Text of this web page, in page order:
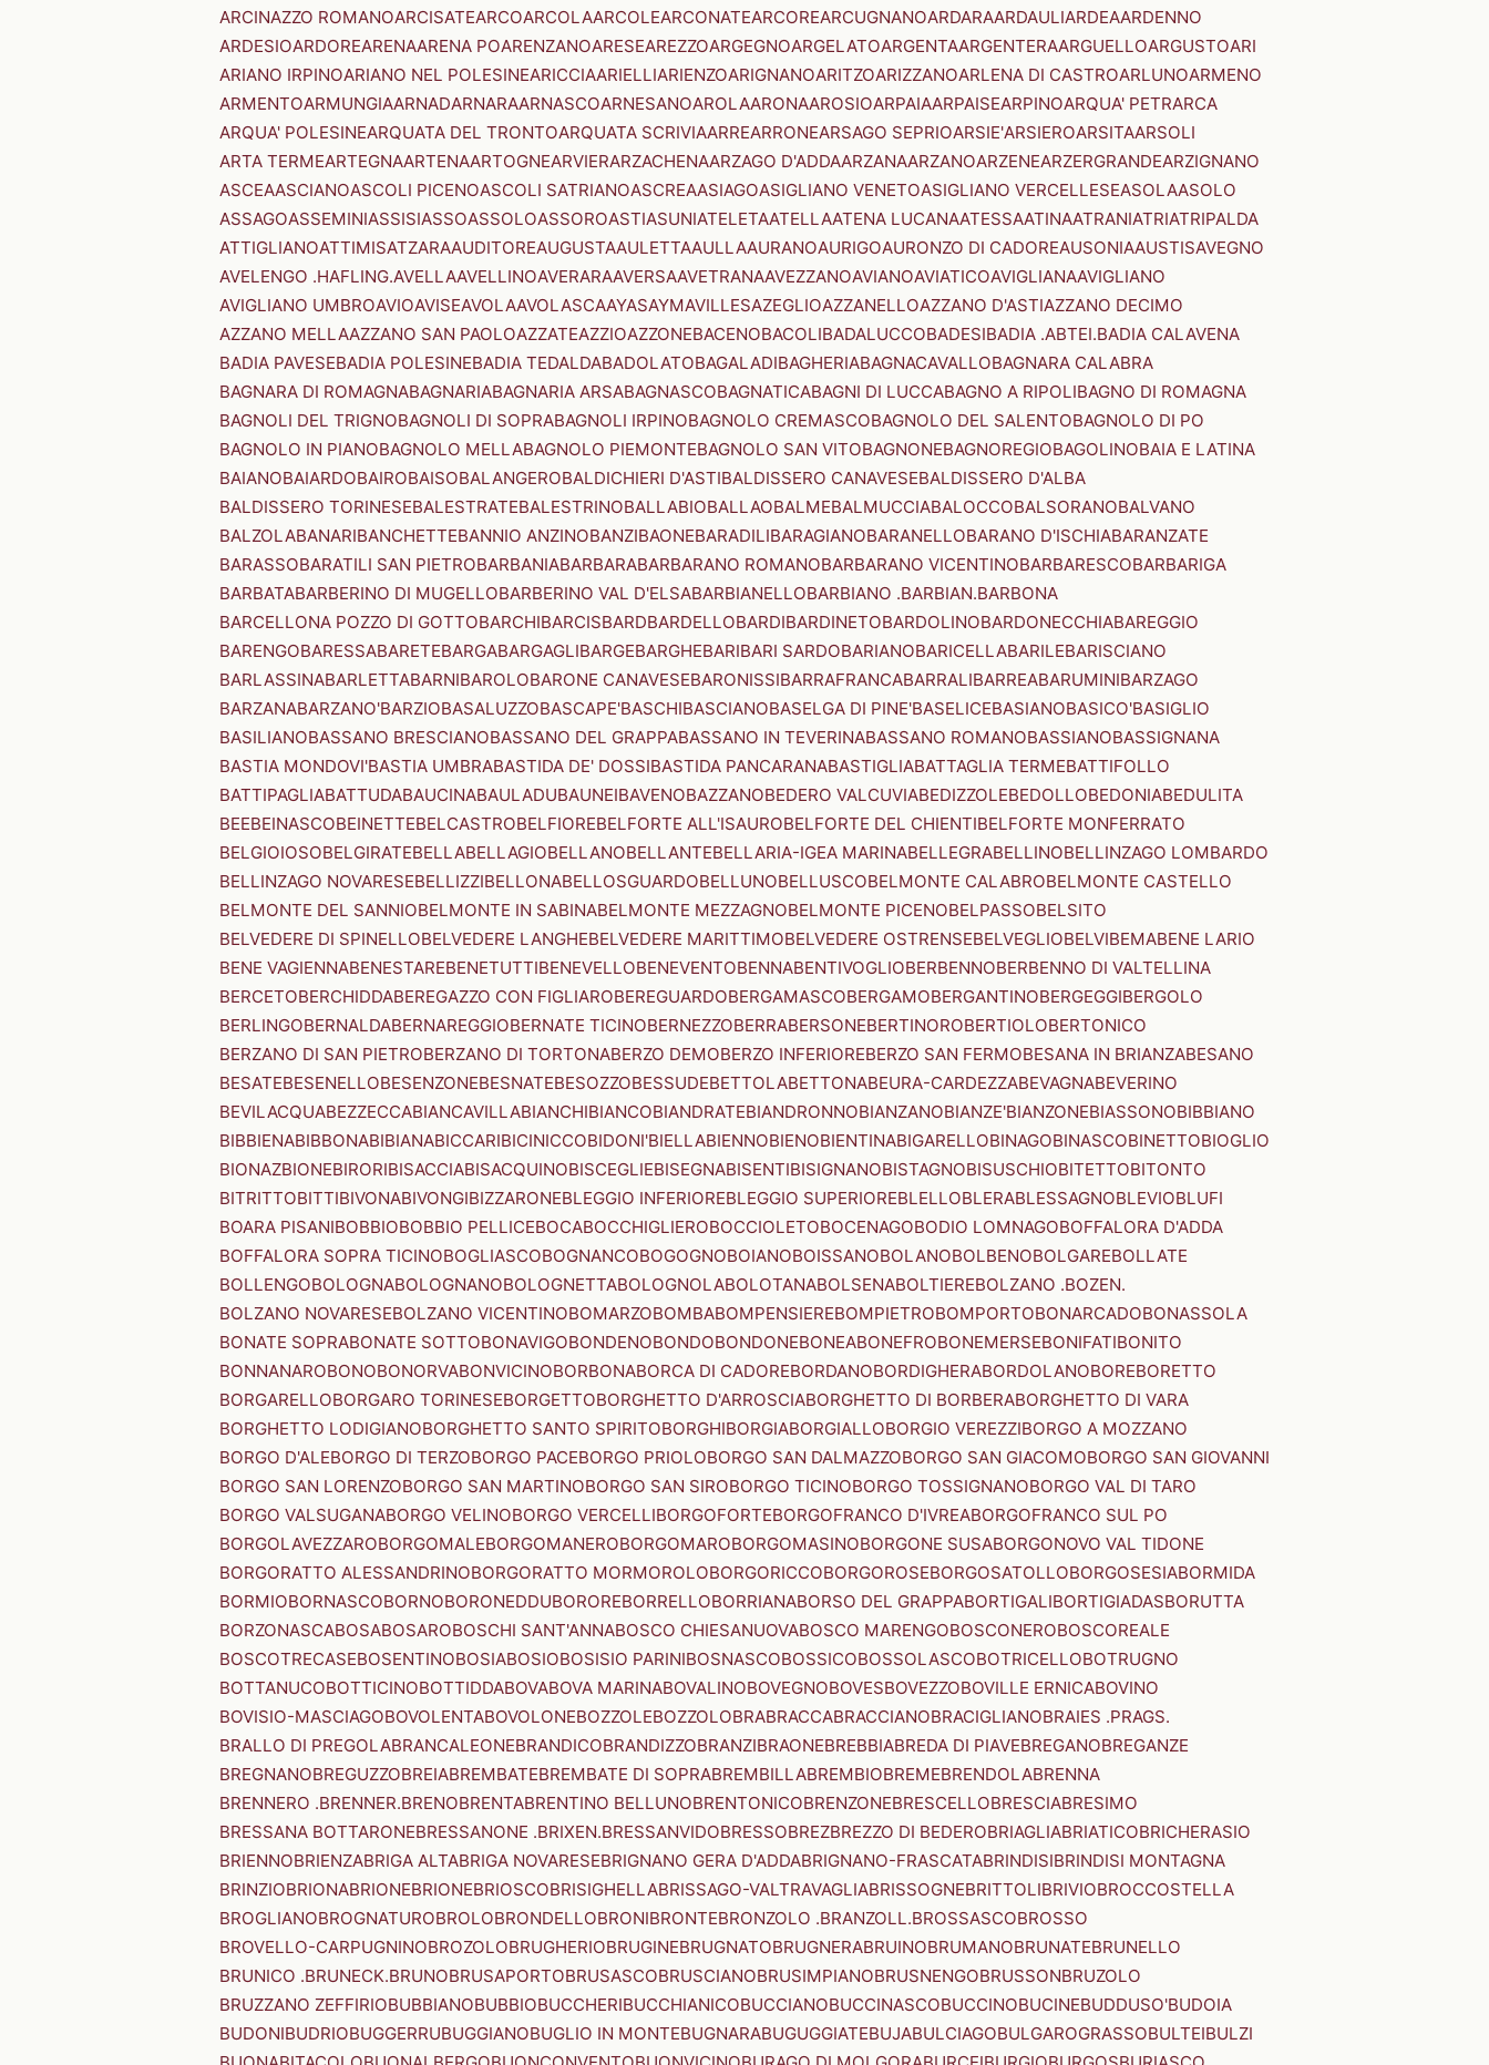
ARCINAZZO ROMANOARCISATEARCOARCOLAARCOLEARCONATEARCOREARCUGNANOARDARAARDAULIARDEAARDENNO
ARDESIOARDOREARENAARENA POARENZANOARESEAREZZOARGEGNOARGELATOARGENTAARGENTERAARGUELLOARGUSTOARI
ARIANO IRPINOARIANO NEL POLESINEARICCIAARIELLIARIENZOARIGNANOARITZOARIZZANOARLENA DI CASTROARLUNOARMENO
ARMENTOARMUNGIAARNADARNARAARNASCOARNESANOAROLAARONAAROSIOARPAIAARPAISEARPINOARQUA' PETRARCA
ARQUA' POLESINEARQUATA DEL TRONTOARQUATA SCRIVIAARREARRONEARSAGO SEPRIOARSIE'ARSIEROARSITAARSOLI
ARTA TERMEARTEGNAARTENAARTOGNEARVIERARZACHENAARZAGO D'ADDAARZANAARZANOARZENEARZERGRANDEARZIGNANO
ASCEAASCIANOASCOLI PICENOASCOLI SATRIANOASCREAASIAGOASIGLIANO VENETOASIGLIANO VERCELLESEASOLAASOLO
ASSAGOASSEMINIASSISIASSOASSOLOASSOROASTIASUNIATELETAATELLAATENA LUCANAATESSAATINAATRANIATRIATRIPALDA
ATTIGLIANOATTIMISATZARAAUDITOREAUGUSTAAULETTAAULLAAURANOAURIGOAURONZO DI CADOREAUSONIAAUSTISAVEGNO
AVELENGO .HAFLING.AVELLAAVELLINOAVERARAAVERSAAVETRANAAVEZZANOAVIANOAVIATICOAVIGLIANAAVIGLIANO
AVIGLIANO UMBROAVIOAVISEAVOLAAVOLASCAAYASAYMAVILLESAZEGLIOAZZANELLOAZZANO D'ASTIAZZANO DECIMO
AZZANO MELLAAZZANO SAN PAOLOAZZATEAZZIOAZZONEBACENOBACOLIBADALUCCOBADESIBADIA .ABTEI.BADIA CALAVENA
BADIA PAVESEBADIA POLESINEBADIA TEDALDABADOLATOBAGALADIBAGHERIABAGNACAVALLOBAGNARA CALABRA
BAGNARA DI ROMAGNABAGNARIABAGNARIA ARSABAGNASCOBAGNATICABAGNI DI LUCCABAGNO A RIPOLIBAGNO DI ROMAGNA
BAGNOLI DEL TRIGNOBAGNOLI DI SOPRABAGNOLI IRPINOBAGNOLO CREMASCOBAGNOLO DEL SALENTOBAGNOLO DI PO
BAGNOLO IN PIANOBAGNOLO MELLABAGNOLO PIEMONTEBAGNOLO SAN VITOBAGNONEBAGNOREGIOBAGOLINOBAIA E LATINA
BAIANOBAIARDOBAIROBAISOBALANGEROBALDICHIERI D'ASTIBALDISSERO CANAVESEBALDISSERO D'ALBA
BALDISSERO TORINESEBALESTRATEBALESTRINOBALLABIOBALLAOBALMEBALMUCCIABALOCCOBALSORANOBALVANO
BALZOLABANARIBANCHETTEBANNIO ANZINOBANZIBAONEBARADILIBARAGIANOBARANELLOBARANO D'ISCHIABARANZATE
BARASSOBARATILI SAN PIETROBARBANIABARBARABARBARANO ROMANOBARBARANO VICENTINOBARBARESCOBARBARIGA
BARBATABARBERINO DI MUGELLOBARBERINO VAL D'ELSABARBIANELLOBARBIANO .BARBIAN.BARBONA
BARCELLONA POZZO DI GOTTOBARCHIBARCISBARDBARDELLOBARDIBARDINETOBARDOLINOBARDONECCHIABAREGGIO
BARENGOBARESSABARETEBARGABARGAGLIBARGEBARGHEBARIBARI SARDOBARIANOBARICELLABARILEBARISCIANO
BARLASSINABARLETTABARNIBAROLOBARONE CANAVESEBARONISSIBARRAFRANCABARRALIBARREABARUMINIBARZAGO
BARZANABARZANO'BARZIOBASALUZZOBASCAPE'BASCHIBASCIANOBASELGA DI PINE'BASELICEBASIANOBASICO'BASIGLIO
BASILIANOBASSANO BRESCIANOBASSANO DEL GRAPPABASSANO IN TEVERINABASSANO ROMANOBASSIANOBASSIGNANA
BASTIA MONDOVI'BASTIA UMBRABASTIDA DE' DOSSIBASTIDA PANCARANABASTIGLIABATTAGLIA TERMEBATTIFOLLO
BATTIPAGLIABATTUDABAUCINABAULADUBAUNEIBAVENOBAZZANOBEDERO VALCUVIABEDIZZOLEBEDOLLOBEDONIABEDULITA
BEEBEINASCOBEINETTEBELCASTROBELFIOREBELFORTE ALL'ISAUROBELFORTE DEL CHIENTIBELFORTE MONFERRATO
BELGIOIOSOBELGIRATEBELLABELLAGIOBELLANOBELLANTEBELLARIA-IGEA MARINABELLEGRABELLINOBELLINZAGO LOMBARDO
BELLINZAGO NOVARESEBELLIZZIBELLONABELLOSGUARDOBELLUNOBELLUSCOBELMONTE CALABROBELMONTE CASTELLO
BELMONTE DEL SANNIOBELMONTE IN SABINABELMONTE MEZZAGNOBELMONTE PICENOBELPASSOBELSITO
BELVEDERE DI SPINELLOBELVEDERE LANGHEBELVEDERE MARITTIMOBELVEDERE OSTRENSEBELVEGLIOBELVIBEMABENE LARIO
BENE VAGIENNABENESTAREBENETUTTIBENEVELLOBENEVENTOBENNABENTIVOGLIOBERBENNOBERBENNO DI VALTELLINA
BERCETOBERCHIDDABEREGAZZO CON FIGLIAROBEREGUARDOBERGAMASCOBERGAMOBERGANTINOBERGEGGIBERGOLO
BERLINGOBERNALDABERNAREGGIOBERNATE TICINOBERNEZZOBERRABERSONEBERTINOROBERTIOLOBERTONICO
BERZANO DI SAN PIETROBERZANO DI TORTONABERZO DEMOBERZO INFERIOREBERZO SAN FERMOBESANA IN BRIANZABESANO
BESATEBESENELLOBESENZONEBESNATEBESOZZOBESSUDEBETTOLABETTONABEURA-CARDEZZABEVAGNABEVERINO
BEVILACQUABEZZECCABIANCAVILLABIANCHIBIANCOBIANDRATEBIANDRONNOBIANZANOBIANZE'BIANZONEBIASSONOBIBBIANO
BIBBIENABIBBONABIBIANABICCARIBICINICCOBIDONI'BIELLABIENNOBIENOBIENTINABIGARELLOBINAGOBINASCOBINETTOBIOGLIO
BIONAZBIONEBIRORIBISACCIABISACQUINOBISCEGLIEBISEGNABISENTIBISIGNANOBISTAGNOBISUSCHIOBITETTOBITONTO
BITRITTOBITTIBIVONABIVONGIBIZZARONEBLEGGIO INFERIOREBLEGGIO SUPERIOREBLELLOBLERABLESSAGNOBLEVIOBLUFI
BOARA PISANIBOBBIOBOBBIO PELLICEBOCABOCCHIGLIEROBOCCIOLETOBOCENAGOBODIO LOMNAGOBOFFALORA D'ADDA
BOFFALORA SOPRA TICINOBOGLIASCOBOGNANCOBOGOGNOBOIANOBOISSANOBOLANOBOLBENOBOLGAREBOLLATE
BOLLENGOBOLOGNABOLOGNANOBOLOGNETTABOLOGNOLABOLOTANABOLSENABOLTIEREBOLZANO .BOZEN.
BOLZANO NOVARESEBOLZANO VICENTINOBOMARZOBOMBABOMPENSIEREBOMPIETROBOMPORTOBONARCADOBONASSOLA
BONATE SOPRABONATE SOTTOBONAVIGOBONDENOBONDOBONDONEBONEABONEFROBONEMERSEBONIFATIBONITO
BONNANAROBONOBONORVABONVICINOBORBONABORCA DI CADOREBORDANOBORDIGHERABORDOLANOBOREBORETTO
BORGARELLOBORGARO TORINESEBORGETTOBORGHETTO D'ARROSCIABORGHETTO DI BORBERABORGHETTO DI VARA
BORGHETTO LODIGIANOBORGHETTO SANTO SPIRITOBORGHIBORGIABORGIALLOBORGIO VEREZZIBORGO A MOZZANO
BORGO D'ALEBORGO DI TERZOBORGO PACEBORGO PRIOLOBORGO SAN DALMAZZOBORGO SAN GIACOMOBORGO SAN GIOVANNI
BORGO SAN LORENZOBORGO SAN MARTINOBORGO SAN SIROBORGO TICINOBORGO TOSSIGNANOBORGO VAL DI TARO
BORGO VALSUGANABORGO VELINOBORGO VERCELLIBORGOFORTEBORGOFRANCO D'IVREABORGOFRANCO SUL PO
BORGOLAVEZZAROBORGOMALEBORGOMANEROBORGOMAROBORGOMASINOBORGONE SUSABORGONOVO VAL TIDONE
BORGORATTO ALESSANDRINOBORGORATTO MORMOROLOBORGORICCOBORGOROSEBORGOSATOLLOBORGOSESIABORMIDA
BORMIOBORNASCOBORNOBORONEDDUBOROREBORRELLOBORRIANABORSO DEL GRAPPABORTIGALIBORTIGIADASBORUTTA
BORZONASCABOSABOSAROBOSCHI SANT'ANNABOSCO CHIESANUOVABOSCO MARENGOBOSCONEROBOSCOREALE
BOSCOTRECASEBOSENTINOBOSIABOSIOBOSISIO PARINIBOSNASCOBOSSICOBOSSOLASCOBOTRICELLOBOTRUGNO
BOTTANUCOBOTTICINOBOTTIDDABOVABOVA MARINABOVALINOBOVEGNOBOVESBOVEZZOBOVILLE ERNICABOVINO
BOVISIO-MASCIAGOBOVOLENTABOVOLONEBOZZOLEBOZZOLOBRABRACCABRACCIANOBRACIGLIANOBRAIES .PRAGS.
BRALLO DI PREGOLABRANCALEONEBRANDICOBRANDIZZOBRANZIBRAONEBREBBIABREDA DI PIAVEBREGANOBREGANZE
BREGNANOBREGUZZOBREIABREMBATEBREMBATE DI SOPRABREMBILLABREMBIOBREMEBRENDOLABRENNA
BRENNERO .BRENNER.BRENOBRENTABRENTINO BELLUNOBRENTONICOBRENZONEBRESCELLOBRESCIABRESIMO
BRESSANA BOTTARONEBRESSANONE .BRIXEN.BRESSANVIDOBRESSOBREZBREZZO DI BEDEROBRIAGLIABRIATICOBRICHERASIO
BRIENNOBRIENZABRIGA ALTABRIGA NOVARESEBRIGNANO GERA D'ADDABRIGNANO-FRASCATABRINDISIBRINDISI MONTAGNA
BRINZIOBRIONABRIONEBRIONEBRIOSCOBRISIGHELLABRISSAGO-VALTRAVAGLIABRISSOGNEBRITTOLIBRIVIOBROCCOSTELLA
BROGLIANOBROGNATUROBROLOBRONDELLOBRONIBRONTEBRONZOLO .BRANZOLL.BROSSASCOBROSSO
BROVELLO-CARPUGNINOBROZOLOBRUGHERIOBRUGINEBRUGNATOBRUGNERABRUINOBRUMANOBRUNATEBRUNELLO
BRUNICO .BRUNECK.BRUNOBRUSAPORTOBRUSASCOBRUSCIANOBRUSIMPIANOBRUSNENGOBRUSSONBRUZOLO
BRUZZANO ZEFFIRIOBUBBIANOBUBBIOBUCCHERIBUCCHIANICOBUCCIANOBUCCINASCOBUCCINOBUCINEBUDDUSO'BUDOIA
BUDONIBUDRIOBUGGERRUBUGGIANOBUGLIO IN MONTEBUGNARABUGUGGIATEBUJABULCIAGOBULGAROGRASSOBULTEIBULZI